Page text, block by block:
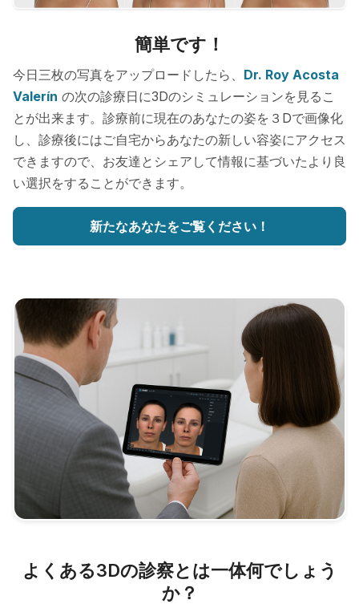
簡単です！
今日三枚の写真をアップロードしたら、 Dr. Roy Acosta
Valerín の次の診療日に3Dのシミュレーションを見るこ
とが出来ます。診療前に現在のあなたの姿を３Dで画像化
し、診療後にはご自宅からあなたの新しい容姿にアクセス
できますので、お友達とシェアして情報に基づいたより良
い選択をすることができます。
新たなあなたをご覧ください！
よくある3Dの診察とは一体何でしょう
か？